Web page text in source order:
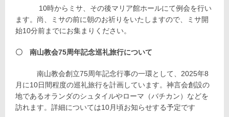
10時からミサ、その後マリア館ホールにて例会を行い
ます。尚、ミサの前に朝のお祈りをいたしますので、ミサ開
始10分前までにお集まりください。
〇 南山教会75周年記念巡礼旅行について
南山教会創立75周年記念行事の一環として、2025年8
月に10日間程度の巡礼旅行を計画しています。神言会創設の
地であるオランダのシュタイルやローマ（バチカン）などを
訪れます。詳細については10月頃お知らせする予定です